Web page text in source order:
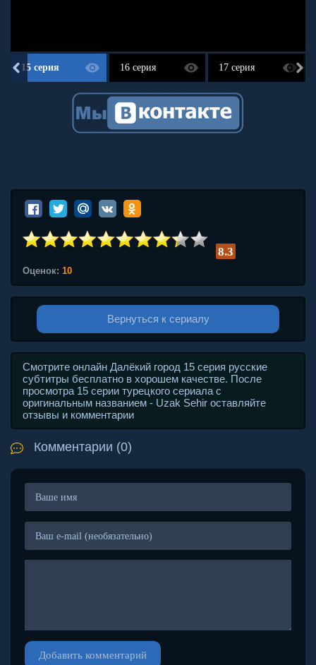
15 серия 16 серия 17 серия
8.3
Оценок: 10
Вернуться к сериалу
Смотрите онлайн Далёкий город 15 серия русские
субтитры бесплатно в хорошем качестве. После
просмотра 15 серии турецкого сериала с
оригинальным названием - Uzak Sehir оставляйте
отзывы и комментарии
Комментарии (0)
Добавить комментарий